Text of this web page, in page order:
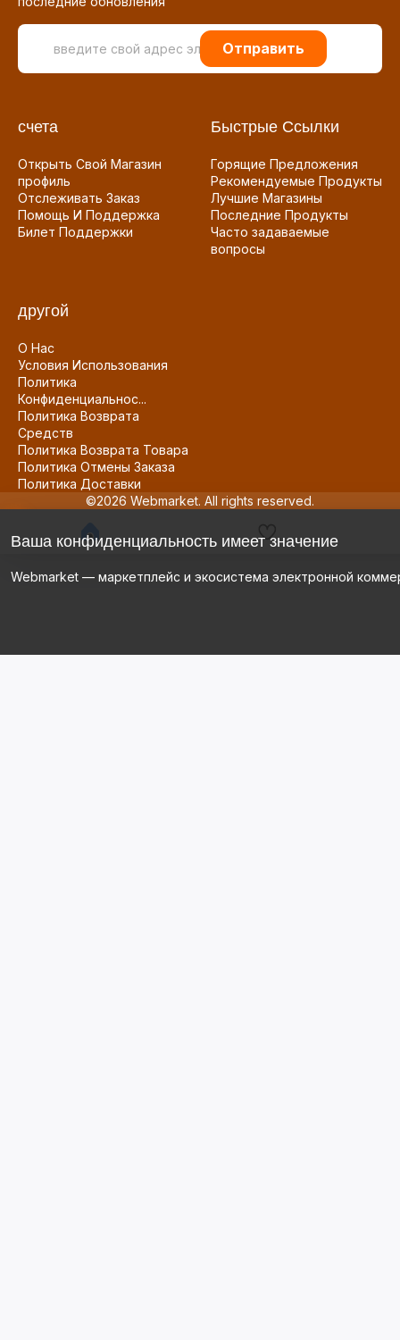
Отправить
счета
Открыть Свой Магазин
профиль
Отслеживать Заказ
Помощь И Поддержка
Билет Поддержки
Быстрые Ссылки
Горящие Предложения
Рекомендуемые Продукты
Лучшие Магазины
Последние Продукты
Часто задаваемые
вопросы
другой
О Нас
Условия Использования
Политика
Конфиденциальнос...
Политика Возврата
Средств
Политика Возврата Товара
Политика Отмены Заказа
Политика Доставки
©2026 Webmarket. All rights reserved.
Ваша конфиденциальность имеет значение
Webmarket — маркетплейс и экосистема электронной